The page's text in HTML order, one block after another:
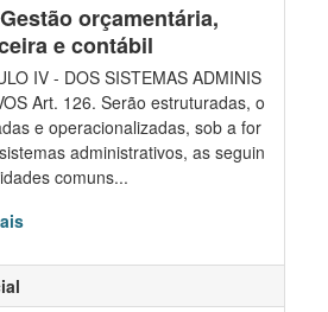
orçamentária,
e contábil
IV - DOS SISTEMAS ADMINIS
Art. 126. Serão estruturadas, o
e operacionalizadas, sob a for
administrativos, as seguin
comuns...